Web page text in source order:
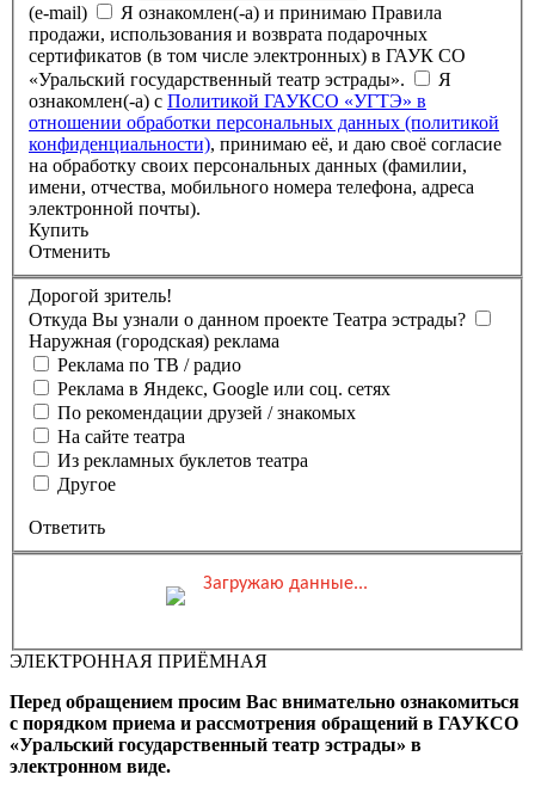
(e-mail)
Я ознакомлен(-а) и принимаю Правила
продажи, использования и возврата подарочных
сертификатов (в том числе электронных) в ГАУК СО
«Уральский государственный театр эстрады».
Я
ознакомлен(-а) с Политикой ГАУКСО «УГТЭ» в
отношении обработки персональных данных (политикой
конфиденциальности), принимаю её, и даю своё согласие
на обработку своих персональных данных (фамилии,
имени, отчества, мобильного номера телефона, адреса
электронной почты).
Купить
Отменить
Дорогой зритель!
Откуда Вы узнали о данном проекте Театра эстрады?
Наружная (городская) реклама
Реклама по ТВ / радио
Реклама в Яндекс, Google или соц. сетях
По рекомендации друзей / знакомых
На сайте театра
Из рекламных буклетов театра
Другое
Ответить
Загружаю данные...
Вы бронируете места наМероприятие состоитсяЗал
Промокод
Применить
Фамилия, Имя (Отчество
ЭЛЕКТРОННАЯ ПРИЁМНАЯ
Перед обращением просим Вас внимательно ознакомиться
с порядком приема и рассмотрения обращений в ГАУКСО
«Уральский государственный театр эстрады» в
электронном виде.